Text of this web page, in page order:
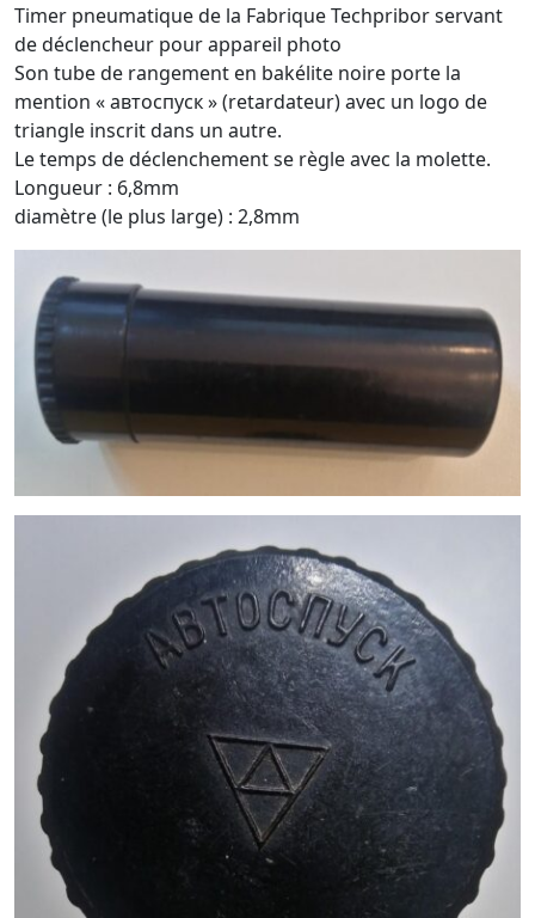
Timer pneumatique de la Fabrique Techpribor servant
de déclencheur pour appareil photo
Son tube de rangement en bakélite noire porte la
mention « автоспуск » (retardateur) avec un logo de
triangle inscrit dans un autre.
Le temps de déclenchement se règle avec la molette.
Longueur : 6,8mm
diamètre (le plus large) : 2,8mm